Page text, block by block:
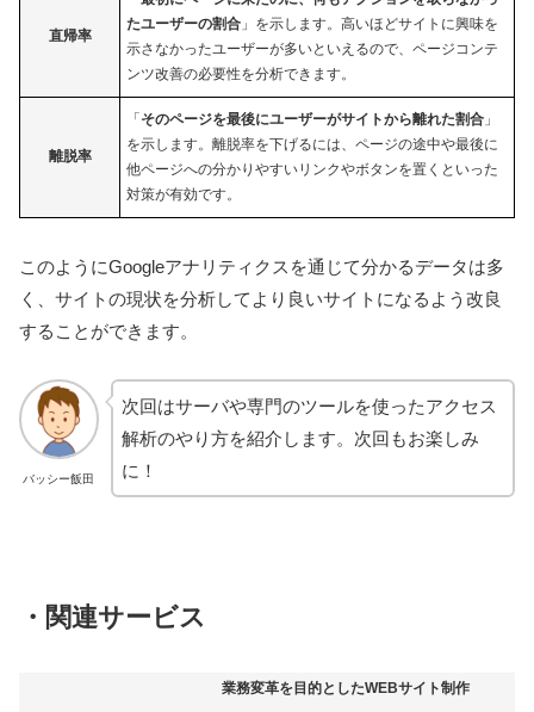
直帰率
たユーザーの割合 」を示します。高いほどサイトに興味を
示さなかったユーザーが多いといえるので、ページコンテ
ンツ改善の必要性を分析できます。
離脱率
「 そのページを最後にユーザーがサイトから離れた割合 」
を示します。離脱率を下げるには、ページの途中や最後に
他ページへの分かりやすいリンクやボタンを置くといった
対策が有効です。
このようにGoogleアナリティクスを通じて分かるデータは多
く、サイトの現状を分析してより良いサイトになるよう改良
することができます。
バッシー飯田
次回はサーバや専門のツールを使ったアクセス
解析のやり方を紹介します。次回もお楽しみ
に！
・関連サービス
業務変革を目的としたWEBサイト制作